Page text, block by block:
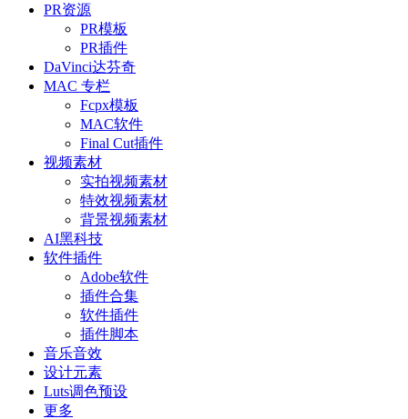
PR资源
PR模板
PR插件
DaVinci达芬奇
MAC 专栏
Fcpx模板
MAC软件
Final Cut插件
视频素材
实拍视频素材
特效视频素材
背景视频素材
AI黑科技
软件插件
Adobe软件
插件合集
软件插件
插件脚本
音乐音效
设计元素
Luts调色预设
更多